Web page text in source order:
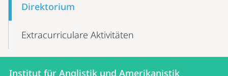
Direktorium
Extracurriculare Aktivitäten
Kontakt
Kontaktinformationen
Institut für Anglistik und Amerikanistik